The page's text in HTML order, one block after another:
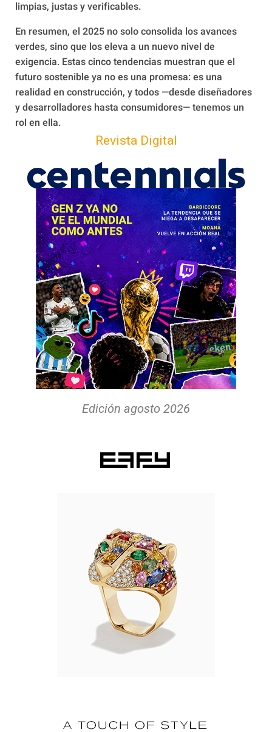
limpias, justas y verificables.
En resumen, el 2025 no solo consolida los avances
verdes, sino que los eleva a un nuevo nivel de
exigencia. Estas cinco tendencias muestran que el
futuro sostenible ya no es una promesa: es una
realidad en construcción, y todos —desde diseñadores
y desarrolladores hasta consumidores— tenemos un
rol en ella.
Revista Digital
Edición agosto 2026